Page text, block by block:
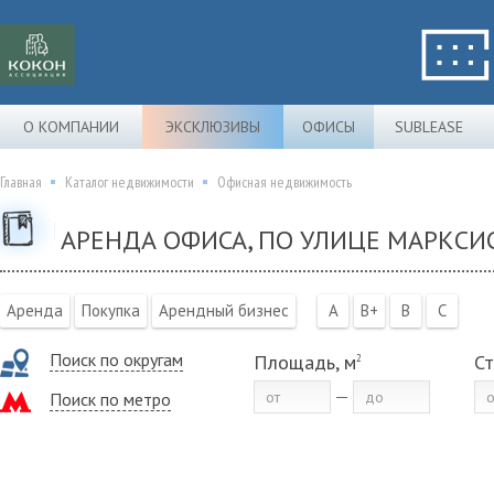
О КОМПАНИИ ЭКСКЛЮЗИВЫ ОФИСЫ SUBLEASE
Главная Каталог недвижимости Офисная недвижимость
АРЕНДА ОФИСА, ПО УЛИЦЕ
Аренда Покупка Арендный бизнес A B+ B C
Поиск по округам
Поиск по метро
Площадь, м2